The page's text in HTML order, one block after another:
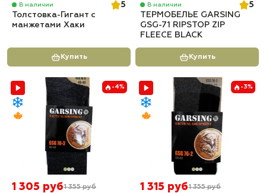
В наличии
5
Толстовка-Гигант с
манжетами Хаки
Купить
В наличии
5
ТЕРМОБЕЛЬЕ GARSING
GSG-71 RIPSTOP ZIP
FLEECE BLACK
Купить
-4%
1 305 руб1 355 руб
-3%
1 315 руб1 355 руб